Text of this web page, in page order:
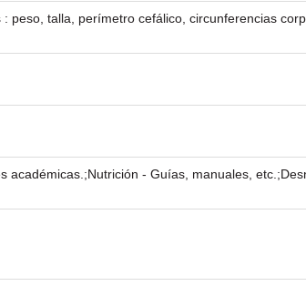
peso, talla, perímetro cefálico, circunferencias
académicas.;Nutrición - Guías, manuales,